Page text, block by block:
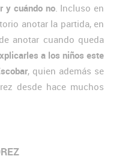
y cuándo no. Incluso en
anotar la partida, en
anotar cuando queda
a los niños este
, quien además se
desde hace muchos